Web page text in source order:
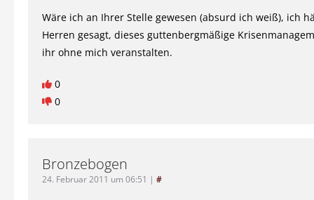
Wäre ich an Ihrer Stelle gewesen (absurd ich weiß), ich
Herren gesagt, dieses guttenbergmäßige
ihr ohne mich veranstalten.
0
0
Bronzebogen
24. Februar 2011 um 06:51 | #